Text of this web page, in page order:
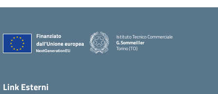
Istituto Tecnico Commerciale
G.Sommeiller
Torino (TO)
Link Esterni